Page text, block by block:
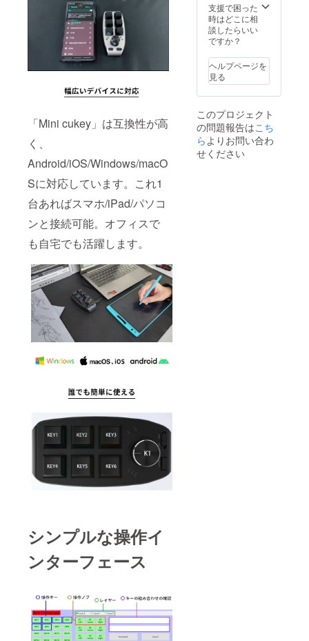
「Mini cukey」は互換性が高
く、
Android/iOS/Windows/macO
Sに対応しています。これ1
台あればスマホ/iPad/パソコ
ンと接続可能。オフィスで
も自宅でも活躍します。
シンプルな操作イ
ンターフェース
支援で困った
時はどこに相
談したらいい
ですか？
ヘルプページを
見る
このプロジェクト
の問題報告はこち
ら よりお問い合わ
せください